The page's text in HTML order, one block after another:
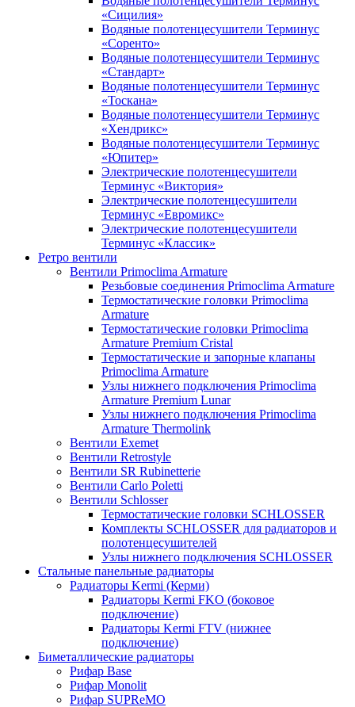
«Сицилия»
Водяные полотенцесушители Терминус
«Соренто»
Водяные полотенцесушители Терминус
«Стандарт»
Водяные полотенцесушители Терминус
«Тоскана»
Водяные полотенцесушители Терминус
«Хендрикс»
Водяные полотенцесушители Терминус
«Юпитер»
Электрические полотенцесушители
Терминус «Виктория»
Электрические полотенцесушители
Терминус «Евромикс»
Электрические полотенцесушители
Терминус «Классик»
Ретро вентили
Вентили Primoclima Armature
Резьбовые соединения Primoclima Armature
Термостатические головки Primoclima
Armature
Термостатические головки Primoclima
Armature Premium Cristal
Термостатические и запорные клапаны
Primoclima Armature
Узлы нижнего подключения Primoclima
Armature Premium Lunar
Узлы нижнего подключения Primoclima
Armature Thermolink
Вентили Exemet
Вентили Retrostyle
Вентили SR Rubinetterie
Вентили Carlo Poletti
Вентили Schlosser
Термостатические головки SCHLOSSER
Комплекты SCHLOSSER для радиаторов и
полотенцесушителей
Узлы нижнего подключения SCHLOSSER
Стальные панельные радиаторы
Радиаторы Kermi (Керми)
Радиаторы Kermi FKO (боковое
подключение)
Радиаторы Kermi FTV (нижнее
подключение)
Биметаллические радиаторы
Рифар Base
Рифар Monolit
Рифар SUPReMO